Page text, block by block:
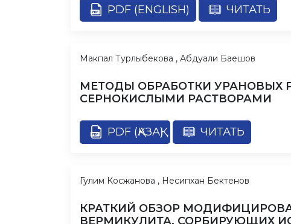
PDF (ENGLISH) ЧИТАТЬ
Макпал Турлыбекова , Абдуали Баешов
МЕТОДЫ ОБРАБОТКИ
СЕРНОКИСЛЫМИ РАСТВОРАМИ
PDF (ҚАЗАҚ) ЧИТАТЬ
Гулим Косжанова , Несипхан Бектенов
КРАТКИЙ ОБЗОР
ВЕРМИКУЛИТА, СОРБИРУЮЩИХ